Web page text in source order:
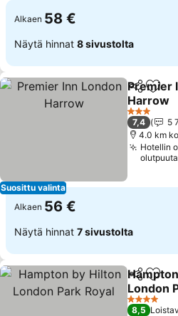
Alkaen 58 €
Näytä hinnat 8 sivustolta
Suosittu valinta
Jaa
Premier
Harrow
Katso
3
7,4
5
4.0 km
Hotellin
Alkaen 56 €
Näytä hinnat 7 sivustolta
Jaa
London
Katso
4
8,5